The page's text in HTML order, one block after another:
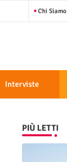
Chi Siamo
Interviste
PIÙ LETTI